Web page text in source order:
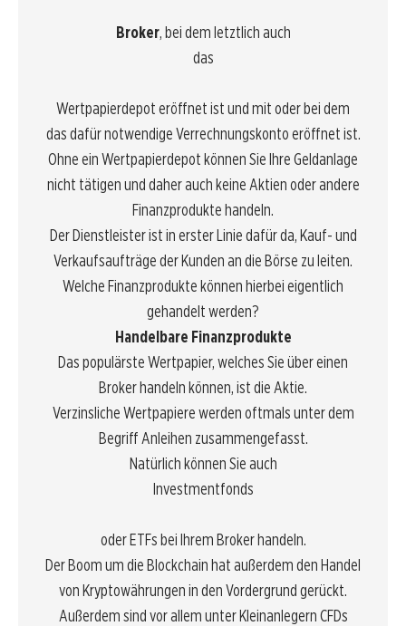
Broker, bei dem letztlich auch
das
Wertpapierdepot eröffnet ist und mit oder bei dem
das dafür notwendige Verrechnungskonto eröffnet ist.
Ohne ein Wertpapierdepot können Sie IhreGeldanlage
nicht tätigen und daher auch keine Aktien oder andere
Finanzprodukte handeln.
Der Dienstleister ist in erster Linie dafür da, Kauf- und
Verkaufsaufträge der Kunden an die Börse zu leiten.
Welche Finanzprodukte können hierbei eigentlich
gehandelt werden?
Handelbare Finanzprodukte
Das populärste Wertpapier, welches Sie über einen
Broker handeln können, ist die Aktie.
Verzinsliche Wertpapiere werden oftmals unter dem
Begriff Anleihen zusammengefasst.
Natürlich können Sie auch
Investmentfonds
oderETFsbei Ihrem Broker handeln.
Der Boom um die Blockchain hat außerdem den Handel
vonKryptowährungenin den Vordergrund gerückt.
Außerdem sind vor allem unter KleinanlegernCFDs